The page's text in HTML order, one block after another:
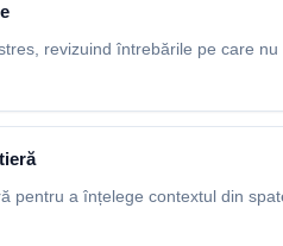
revizuind întrebările pe care
pentru a înțelege contextul din